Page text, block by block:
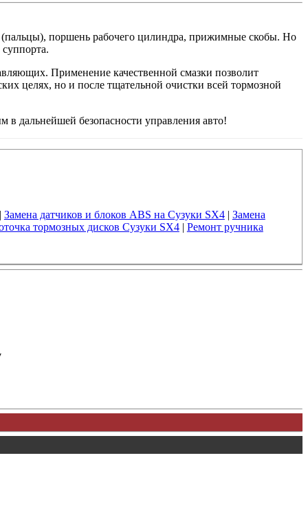
поршень рабочего цилиндра, прижимные скобы. Но
Применение качественной смазки позволит
целях, но и после тщательной очистки всей тормозной
дальнейшей безопасности управления авто!
Замена датчиков и блоков ABS на Сузуки SX4| Замена
тормозных дисков Сузуки SX4| Ремонт ручника